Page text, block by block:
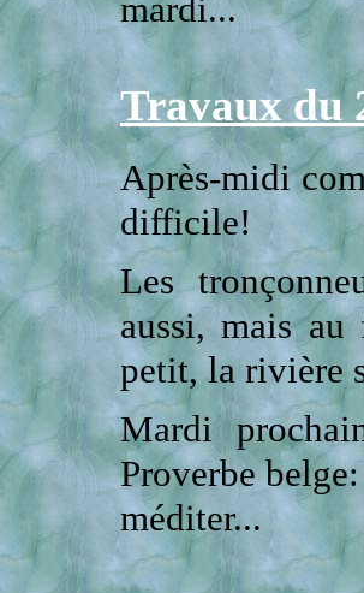
mardi...
Travaux du
Après-midi
difficile!
Les
aussi, mais
petit, la rivière
Mardi
Proverbe
méditer...